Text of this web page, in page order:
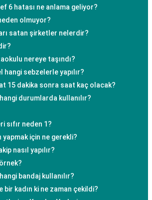
6 hatası ne anlama geliyor?
olmuyor?
satan şirketler nelerdir?
nereye taşındı?
hangi sebzelerle yapılır?
15 dakika sonra saat kaç olacak?
durumlarda kullanılır?
sıfır neden 1?
yapmak için ne gerekli?
nasıl yapılır?
bandaj kullanılır?
bir kadın ki ne zaman çekildi?